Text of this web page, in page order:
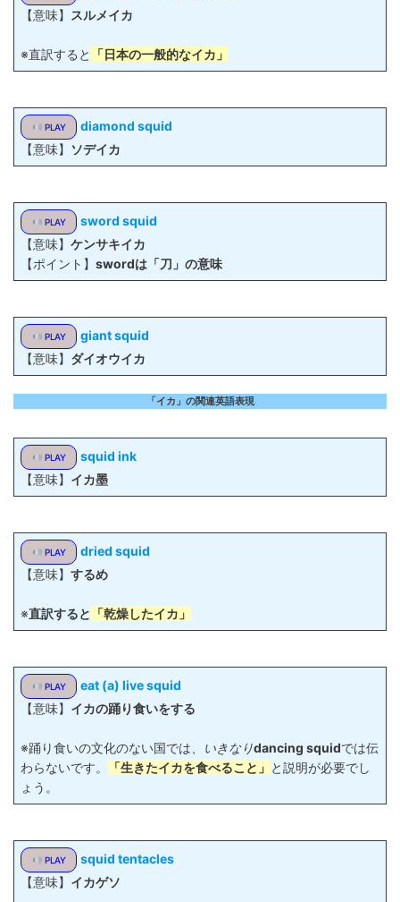
【意味】
スルメイカ
※直訳すると 「日本の一般的なイカ」
PLAY
diamond squid
【意味】
ソデイカ
PLAY
sword squid
【意味】 ケンサキイカ
【ポイント】 swordは「刀」の意味
PLAY
giant squid
【意味】 ダイオウイカ
「イカ」の関連英語表現
PLAY
squid ink
【意味】 イカ墨
PLAY
dried squid
【意味】 するめ
※直訳すると 「乾燥したイカ」
PLAY
eat (a) live squid
【意味】 イカの踊り食いをする
※踊り食いの文化のない国では 、いきなりdancing squidでは伝
わらないです。
「生きたイカを食べること」 と説明が必要でし
ょう。
PLAY
squid tentacles
【意味】 イカゲソ